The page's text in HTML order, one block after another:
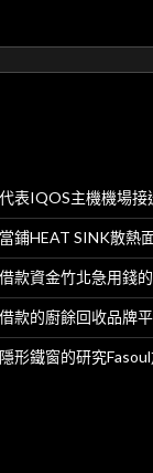
表IQOS主機機場接
鋪HEAT SINK散熱
款資金竹北急用錢
款的廚餘回收品牌
形鐵窗的研究